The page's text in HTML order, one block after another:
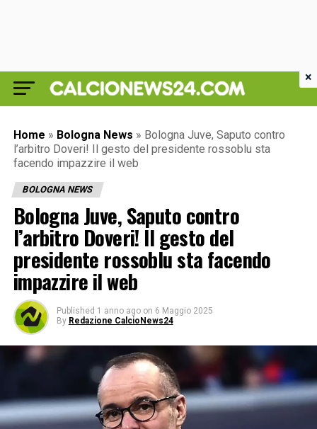
Home » Bologna News » Bologna Juve, Saputo contro
l’arbitro Doveri! Il gesto del presidente rossoblu sta
facendo impazzire il web
BOLOGNA NEWS
Bologna Juve, Saputo contro
l’arbitro Doveri! Il gesto del
presidente rossoblu sta facendo
impazzire il web
Published 1 anno ago on 6 Maggio 2025
By Redazione CalcioNews24
×